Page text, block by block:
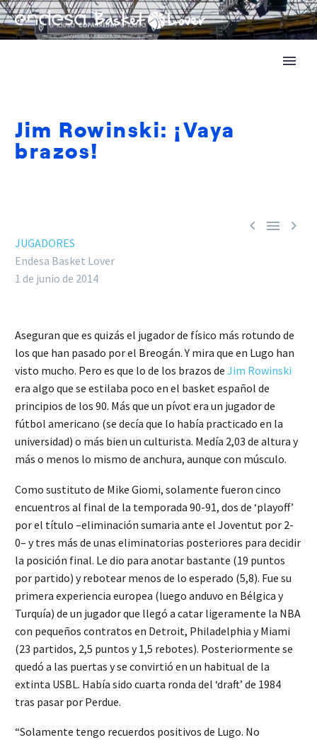
Jim Rowinski: ¡Vaya
brazos!
  
JUGADORES
Endesa Basket Lover
1 de junio de 2014
Aseguran que es quizás el jugador de físico más rotundo de
los que han pasado por el Breogán. Y mira que en Lugo han
visto mucho. Pero es que lo de los brazos de Jim Rowinski
era algo que se estilaba poco en el basket español de
principios de los 90. Más que un pívot era un jugador de
fútbol americano (se decía que lo había practicado en la
universidad) o más bien un culturista. Medía 2,03 de altura y
más o menos lo mismo de anchura, aunque con músculo.
Como sustituto de Mike Giomi, solamente fueron cinco
encuentros al final de la temporada 90-91, dos de ‘playoff’
por el título –eliminación sumaria ante el Joventut por 2-
0– y tres más de unas eliminatorias posteriores para decidir
la posición final. Le dio para anotar bastante (19 puntos
por partido) y rebotear menos de lo esperado (5,8). Fue su
primera experiencia europea (luego anduvo en Bélgica y
Turquía) de un jugador que llegó a catar ligeramente la NBA
con pequeños contratos en Detroit, Philadelphia y Miami
(23 partidos, 2,5 puntos y 1,5 rebotes). Posteriormente se
quedó a las puertas y se convirtió en un habitual de la
extinta USBL. Había sido cuarta ronda del ‘draft’ de 1984
tras pasar por Perdue.
“Solamente tengo recuerdos positivos de Lugo. No